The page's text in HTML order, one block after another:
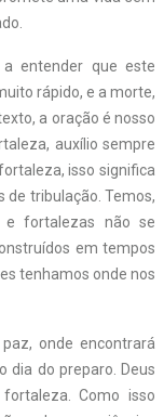
entender que este
rápido, e a morte,
a oração é nosso
auxílio sempre
isso significa
de tribulação. Temos,
e fortalezas não se
em tempos
tenhamos onde nos
onde encontrará
dia do preparo. Deus
Como isso